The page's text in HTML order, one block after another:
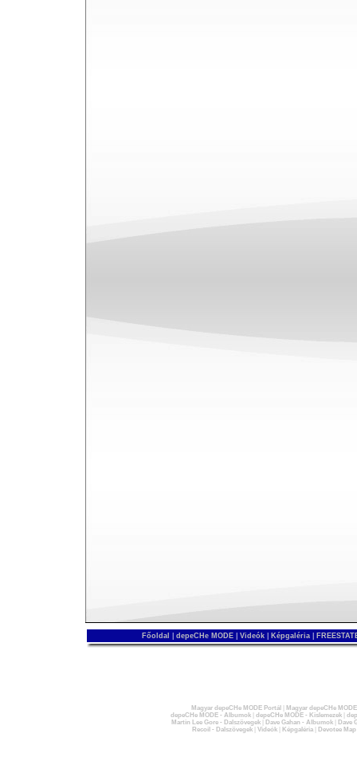
Főoldal depeCHe MODE Videók Képgaléria
Magyar depeCHe MODE Portál
Magyar depeCHe
depeCHe MODE - Albumok| depeCHe MODE - Kislemezek|
Martin Lee Gore - Dalszövegek| Dave Gahan - Albumok|
Dave
Recoil - Dalszövegek| Videók| Képgaléria| Devotee Map